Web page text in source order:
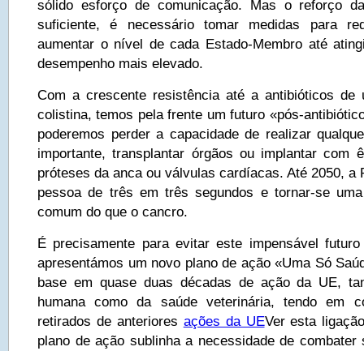
sólido esforço de comunicação. Mas o reforço
suficiente, é necessário tomar medidas para
aumentar o nível de cada Estado-Membro até
desempenho mais elevado.
Com a crescente resistência até a antibióticos de
colistina, temos pela frente um futuro «pós-
poderemos perder a capacidade de realizar
importante, transplantar órgãos ou implantar com
próteses da anca ou válvulas cardíacas. Até 2050, a
pessoa de três em três segundos e tornar-se
comum do que o cancro.
É precisamente para evitar este impensável
apresentámos um novo plano de ação «Uma Só
base em quase duas décadas de ação da UE,
humana como da saúde veterinária, tendo em
retirados de anteriores ações da UEVer esta
plano de ação sublinha a necessidade de combater